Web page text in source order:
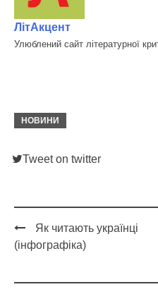
ЛітАкцент
Улюблений сайт літературної
НОВИНИ
Tweet on twitter
Post
Як читають українці
(інфографіка)